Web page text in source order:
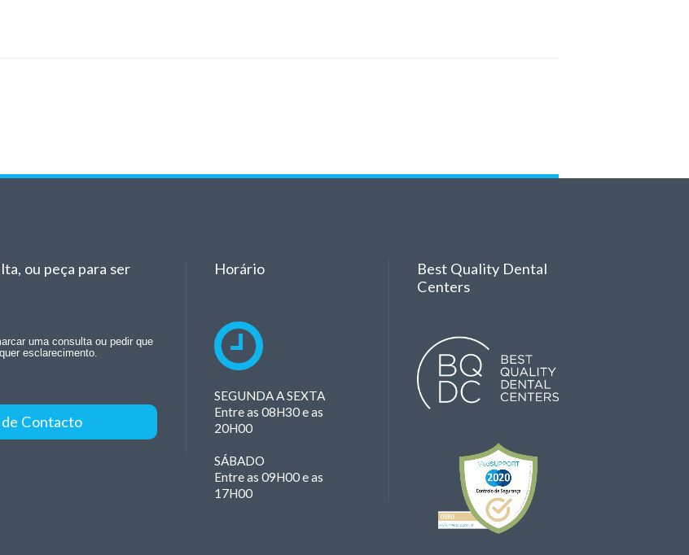
ou peça para ser
uma consulta ou pedir que
esclarecimento.
Contacto
Horário
SEGUNDA A SEXTA
Entre as 08H30 e as
20H00
SÁBADO
Entre as 09H00 e as
17H00
Best Quality Dental
Centers